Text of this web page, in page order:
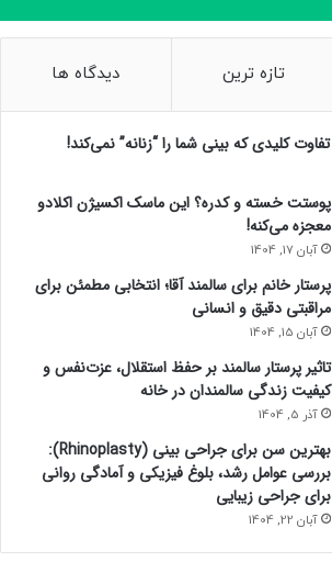
تازه ترین دیدگاه ها
پوستت خسته و کدره؟ این ماسک اکسیژن اکلادو
معجزه می‌کنه!
آبان 17, 1404
پرستار خانم برای سالمند آقا؛ انتخابی مطمئن برای
مراقبتی دقیق و انسانی
آبان 15, 1404
تاثیر پرستار سالمند بر حفظ استقلال، عزت‌نفس و
کیفیت زندگی سالمندان در خانه
آذر 5, 1404
بهترین سن برای جراحی بینی (Rhinoplasty):
بررسی عوامل رشد، بلوغ فیزیکی و آمادگی روانی
برای جراحی زیبایی
آبان 22, 1404